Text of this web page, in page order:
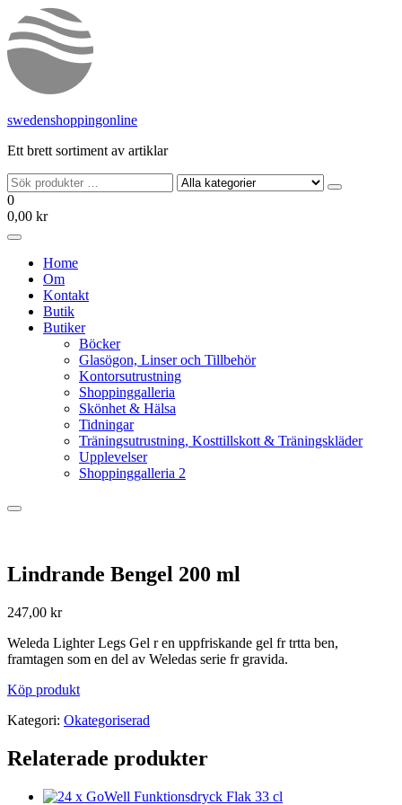
Hoppa
till
innehållet
swedenshoppingonline
Ett brett sortiment av artiklar
0
0,00 kr
Home
Om
Kontakt
Butik
Butiker
Böcker
Glasögon, Linser och Tillbehör
Kontorsutrustning
Shoppinggalleria
Skönhet & Hälsa
Tidningar
Träningsutrustning, Kosttillskott & Träningskläder
Upplevelser
Shoppinggalleria 2
Lindrande Bengel 200 ml
247,00 kr
Weleda Lighter Legs Gel r en uppfriskande gel fr trtta ben,
framtagen som en del av Weledas serie fr gravida.
Köp produkt
Kategori: Okategoriserad
Relaterade produkter